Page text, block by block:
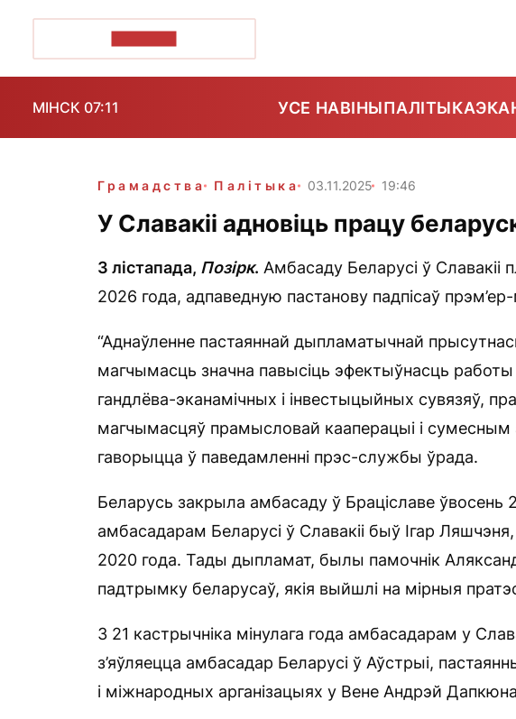
МІНСК 07:11 УСЕ НАВІНЫПАЛІТЫКА
Грамадства Палітыка 03.11.2025 19:46
У Славакіі адновіць працу
3 лістапада, Позірк. Амбасаду Беларусі ў Славакіі
2026 года, адпаведную пастанову падпісаў
“Аднаўленне пастаяннай дыпламатычнай
магчымасць значна павысіць эфектыўнасць работы
гандлёва-эканамічных і інвестыцыйных сувязяў,
магчымасцяў прамысловай кааперацыі і сумесным
гаворыцца ў паведамленні прэс-службы ўрада.
Беларусь закрыла амбасаду ў Браціславе ўвосень
амбасадарам Беларусі ў Славакіі быў Ігар Ляшчэня,
2020 года. Тады дыпламат, былы памочнік
падтрымку беларусаў, якія выйшлі на мірныя
З 21 кастрычніка мінулага года амбасадарам у
з’яўляецца амбасадар Беларусі ў Аўстрыі,
і міжнародных арганізацыях у Вене Андрэй